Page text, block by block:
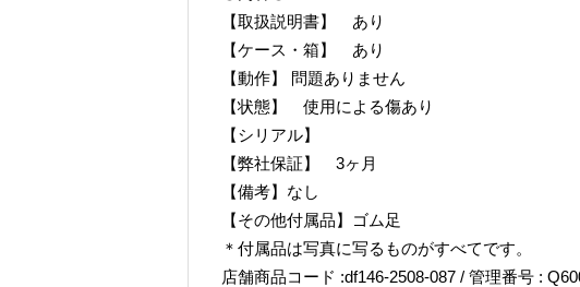
【取扱説明書】 あり
【ケース・箱】 あり
【動作】 問題ありません
【状態】 使用による傷あり
【シリアル】
【弊社保証】 3ヶ月
【備考】なし
【その他付属品】ゴム足
＊付属品は写真に写るものがすべてです。
店舗商品コード :df146-2508-087 / 管理番号 :